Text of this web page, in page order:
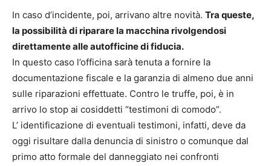
In caso d’incidente, poi, arrivano altre novità. Tra queste,
la possibilità di riparare la macchina rivolgendosi
direttamente alle autofficine di fiducia.
In questo caso l’officina sarà tenuta a fornire la
documentazione fiscale e la garanzia di almeno due anni
sulle riparazioni effettuate. Contro le truffe, poi, è in
arrivo lo stop ai cosiddetti “testimoni di comodo”.
L’ identificazione di eventuali testimoni, infatti, deve da
oggi risultare dalla denuncia di sinistro o comunque dal
primo atto formale del danneggiato nei confronti